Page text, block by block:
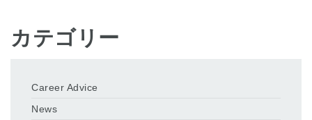
カテゴリー
Career Advice
News